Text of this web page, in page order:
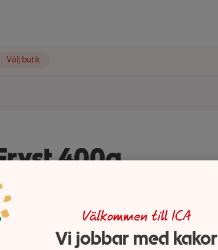
Välj butik
400g
Välkommen till ICA
Vi jobbar med kakor